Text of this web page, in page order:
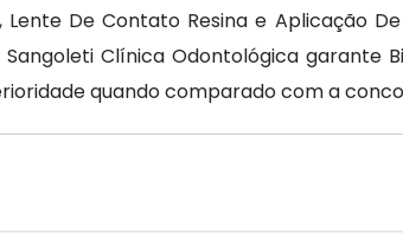
Lente De Contato Resina e Aplicação
Sangoleti Clínica Odontológica garante
quando comparado com a